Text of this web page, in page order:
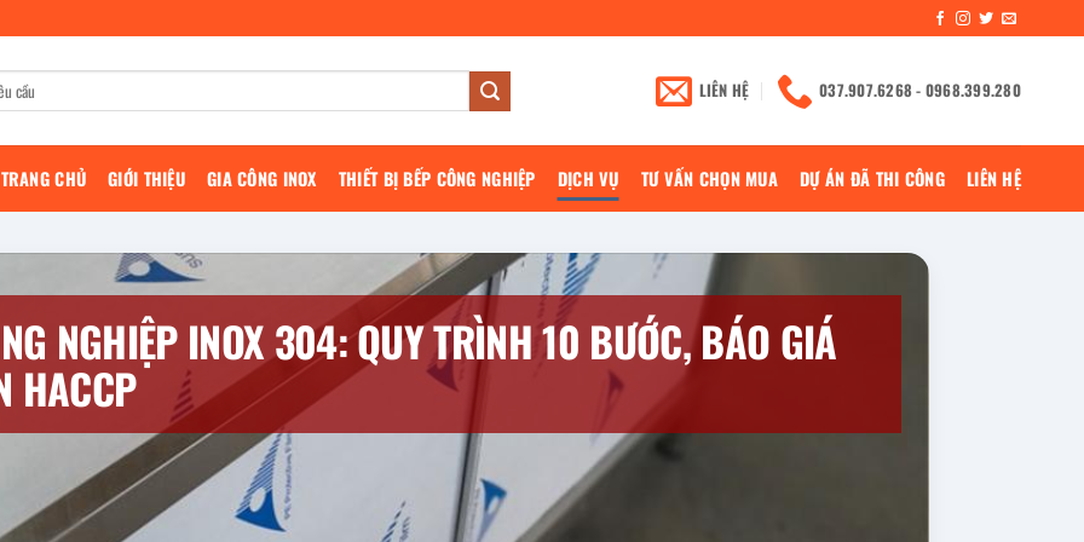
LIÊN HỆ 037.907.6268 - 0968.399.280
TRANG CHỦ GIỚI THIỆU GIA CÔNG INOX THIẾT BỊ BẾP CÔNG NGHIỆP DỊCH VỤ TƯ VẤN CHỌN MUA DỰ ÁN ĐÃ THI CÔNG LIÊN HỆ
NGHIỆP INOX 304: QUY TRÌNH 10 BƯỚC, BÁO GIÁ
HACCP